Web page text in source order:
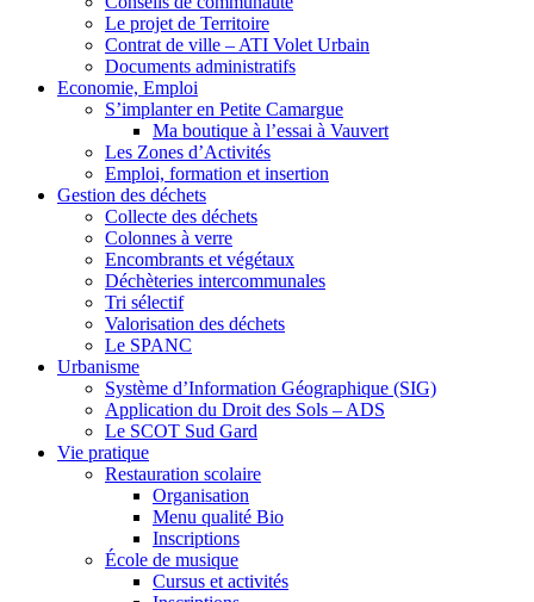
Le projet de Territoire
Contrat de ville – ATI Volet Urbain
Documents administratifs
Economie, Emploi
S’implanter en Petite Camargue
Ma boutique à l’essai à Vauvert
Les Zones d’Activités
Emploi, formation et insertion
Gestion des déchets
Collecte des déchets
Colonnes à verre
Encombrants et végétaux
Déchèteries intercommunales
Tri sélectif
Valorisation des déchets
Le SPANC
Urbanisme
Système d’Information Géographique (SIG)
Application du Droit des Sols – ADS
Le SCOT Sud Gard
Vie pratique
Restauration scolaire
Organisation
Menu qualité Bio
Inscriptions
École de musique
Cursus et activités